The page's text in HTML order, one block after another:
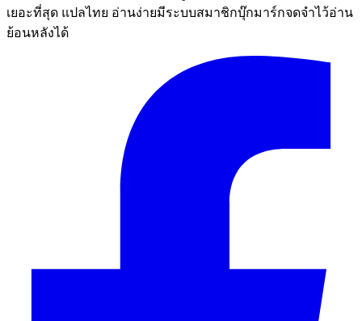
เยอะที่สุด แปลไทย อ่านง่ายมีระบบสมาชิกบุ๊กมาร์กจดจำไว้อ่าน
ย้อนหลังได้